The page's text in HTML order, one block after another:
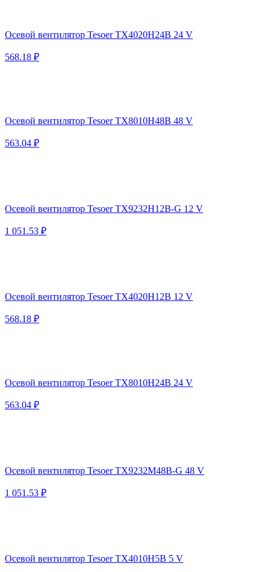
Осевой вентилятор Tesoer TX4020H24B 24 V
568.18 ₽
Осевой вентилятор Tesoer TX8010H48B 48 V
563.04 ₽
Осевой вентилятор Tesoer TX9232H12B-G 12 V
1 051.53 ₽
Осевой вентилятор Tesoer TX4020H12B 12 V
568.18 ₽
Осевой вентилятор Tesoer TX8010H24B 24 V
563.04 ₽
Осевой вентилятор Tesoer TX9232M48B-G 48 V
1 051.53 ₽
Осевой вентилятор Tesoer TX4010H5B 5 V